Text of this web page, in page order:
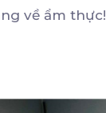
về ẩm thực!